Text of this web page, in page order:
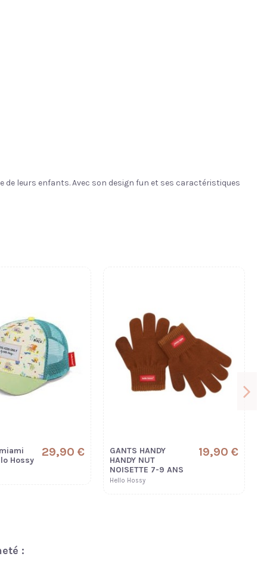
leurs enfants. Avec son design fun et ses caractéristiques
Hossy
29,90 €
GANTS HANDY
HANDY NUT
NOISETTE 7-9 ANS
Hello Hossy
19,90 €
: